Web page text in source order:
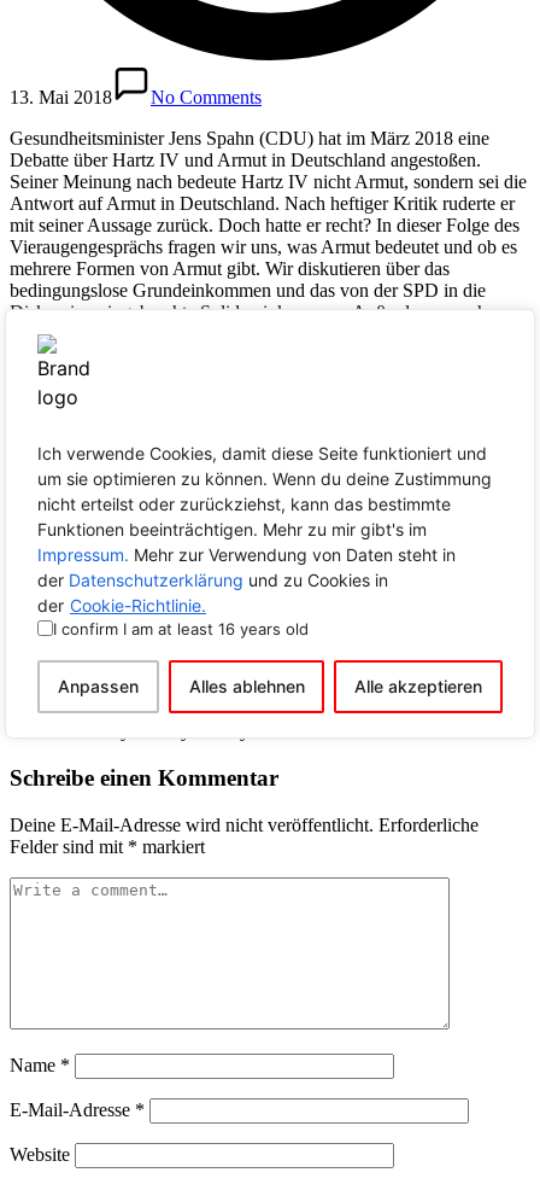
Ich verwende Cookies, damit diese Seite funktioniert und
um sie optimieren zu können. Wenn du deine Zustimmung
nicht erteilst oder zurückziehst, kann das bestimmte
Funktionen beeinträchtigen. Mehr zu mir gibt's im
Impressum. Mehr zur Verwendung von Daten steht in
der Datenschutzerklärung und zu Cookies in
der Cookie-Richtlinie.
I confirm I am at least 16 years old
Anpassen Alles ablehnen Alle akzeptieren
13. Mai 2018
No Comments
Gesundheitsminister Jens Spahn (CDU) hat im März 2018 eine
Debatte über Hartz IV und Armut in Deutschland angestoßen.
Seiner Meinung nach bedeute Hartz IV nicht Armut, sondern sei die
Antwort auf Armut in Deutschland. Nach heftiger Kritik ruderte er
mit seiner Aussage zurück. Doch hatte er recht? In dieser Folge des
Vieraugengesprächs fragen wir uns, was Armut bedeutet und ob es
mehrere Formen von Armut gibt. Wir diskutieren über das
bedingungslose Grundeinkommen und das von der SPD in die
Diskussion eingebrachte Solidareinkommen. Außerdem sprechen
wir darüber, ob es die Aufgabe der Grundsicherung (ALG II) sein
sollte, Freizeitaktivitäten zu finanzieren, um so soziale Teilhabe
leichter zu ermöglichen.
08:15:Solidareinkommen und bedingungsloses Grundeinkommen
15:54: Test des bedingungslosen Grundeinkommens in Finnland
19:21:Sind ALG II-Empfänger arm?
26:25:Sollte die Grundsicherung soziale Teilhabe ermöglichen?
33:54:Die Dortmunder Tafel
Comments
Schreibe einen Kommentar
Deine E-Mail-Adresse wird nicht veröffentlicht. Erforderliche
Felder sind mit * markiert
Name *
E-Mail-Adresse *
Website